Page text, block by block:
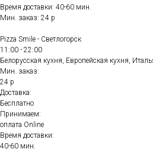
Время доставки: 40-60 мин.
Мин. заказ: 24 р
Pizza Smile - Светлогорск
11:00 - 22:00
Белорусская кухня, Европейская кухня,
Мин. заказ:
24 р
Доставка:
Бесплатно
Принимаем:
оплата Online
Время доставки:
40-60 мин.